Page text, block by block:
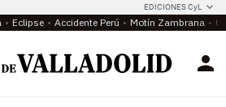
EDICIONES CyL
Eclipse Accidente Perú Motín Zambrana